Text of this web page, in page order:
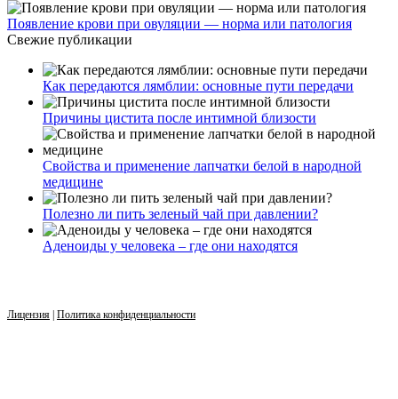
Появление крови при овуляции — норма или патология
Свежие публикации
Как передаются лямблии: основные пути передачи
Причины цистита после интимной близости
Свойства и применение лапчатки белой в народной
медицине
Полезно ли пить зеленый чай при давлении?
Аденоиды у человека – где они находятся
Лицензия | Политика конфиденциальности